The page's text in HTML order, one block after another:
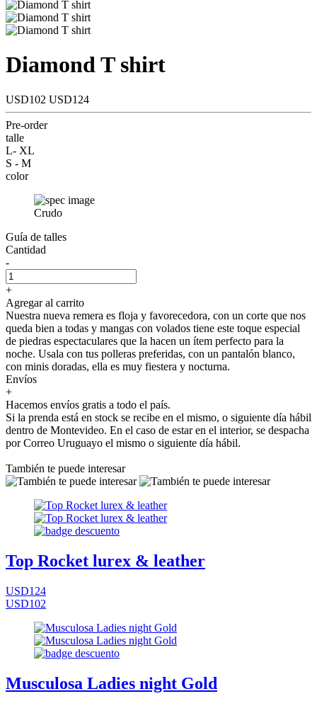
Diamond T shirt
USD102 USD124
Pre-order
talle
L- XL
S - M
color
Crudo
Guía de talles
Cantidad
-
+
Agregar al carrito
Nuestra nueva remera es floja y favorecedora, con un corte que nos
queda bien a todas y mangas con volados tiene este toque especial
de piedras espectaculares que la hacen un ítem perfecto para la
noche. Usala con tus polleras preferidas, con un pantalón blanco,
con minis doradas, ella es muy fiestera y nocturna.
Envíos
+
Hacemos envíos gratis a todo el país.
Si la prenda está en stock se recibe en el mismo, o siguiente día hábil
dentro de Montevideo. En el caso de estar en el interior, se despacha
por Correo Uruguayo el mismo o siguiente día hábil.
También te puede interesar
Top Rocket lurex & leather
USD124
USD102
Musculosa Ladies night Gold